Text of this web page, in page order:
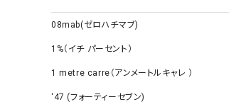
08mab(ゼロハチマブ)
1%（イチ パーセント）
1 metre carre（アンメートルキャレ ）
‘47 (フォーティーセブン)